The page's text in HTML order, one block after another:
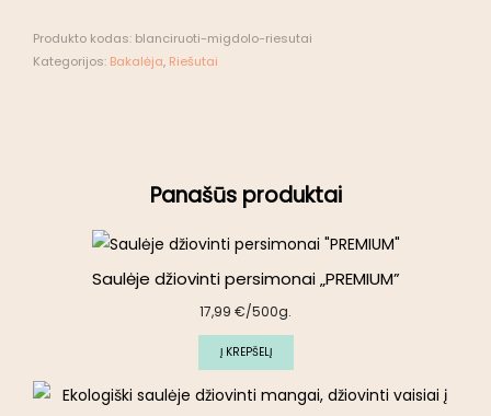
Produkto kodas: blanciruoti-migdolo-riesutai
Kategorijos: Bakalėja, Riešutai
Panašūs produktai
Saulėje džiovinti persimonai „PREMIUM”
17,99 €/500g.
Į KREPŠELĮ